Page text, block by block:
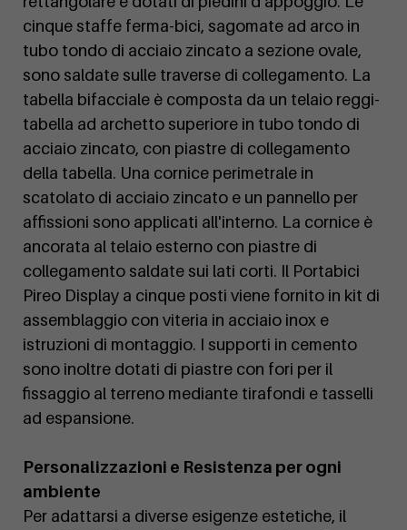
cinque staffe ferma-bici, sagomate ad arco in
tubo tondo di acciaio zincato a sezione ovale,
sono saldate sulle traverse di collegamento. La
tabella bifacciale è composta da un telaio reggi-
tabella ad archetto superiore in tubo tondo di
acciaio zincato, con piastre di collegamento
della tabella. Una cornice perimetrale in
scatolato di acciaio zincato e un pannello per
affissioni sono applicati all'interno. La cornice è
ancorata al telaio esterno con piastre di
collegamento saldate sui lati corti. Il Portabici
Pireo Display a cinque posti viene fornito in kit di
assemblaggio con viteria in acciaio inox e
istruzioni di montaggio. I supporti in cemento
sono inoltre dotati di piastre con fori per il
fissaggio al terreno mediante tirafondi e tasselli
ad espansione.
Personalizzazioni e Resistenza per ogni
ambiente
Per adattarsi a diverse esigenze estetiche, il